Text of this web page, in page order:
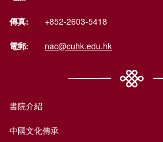
傳真: +852-2603-5418
電郵: nac@cuhk.edu.hk
書院介紹
中國文化傳承